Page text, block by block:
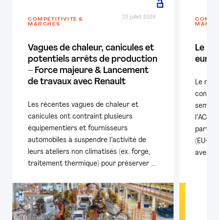
COMPÉTITIVITÉ &
MARCHÉS
23 juillet 2026
Vagues de chaleur, canicules et
potentiels arrêts de production
– Force majeure & Lancement
de travaux avec Renault
Les récentes vagues de chaleur et
canicules ont contraint plusieurs
équipementiers et fournisseurs
automobiles à suspendre l’activité de
leurs ateliers non climatisés (ex. forge,
traitement thermique) pour préserver …
Le
Le
avec